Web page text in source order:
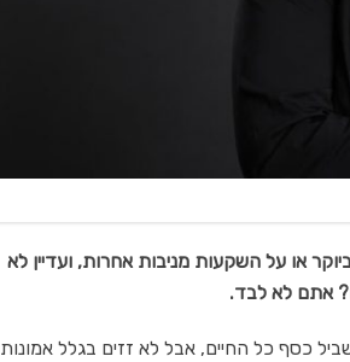
או על השקעות מניבות אחרות, ועדיין לא
אתם לא לבד.
כסף כל החיים, אבל לא זזים בגלל אמונות